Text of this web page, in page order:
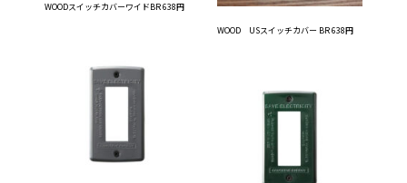
WOODスイッチカバーワイドBR 638円
WOOD USスイッチカバー BR 638円